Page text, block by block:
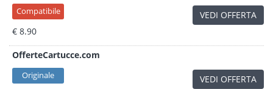
Compatibile
€ 8.90
VEDI OFFERTA
OfferteCartucce.com
Originale VEDI OFFERTA